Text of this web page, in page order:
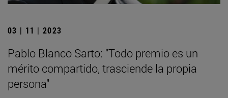
03 | 11 | 2023
Pablo Blanco Sarto: "Todo premio es un
mérito compartido, trasciende la propia
persona"